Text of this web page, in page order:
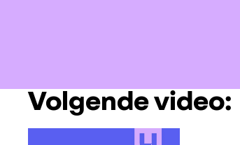
Volgende video: